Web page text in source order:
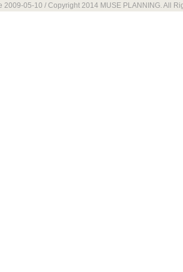
2009-05-10 / Copyright 2014 MUSE PLANNING. All